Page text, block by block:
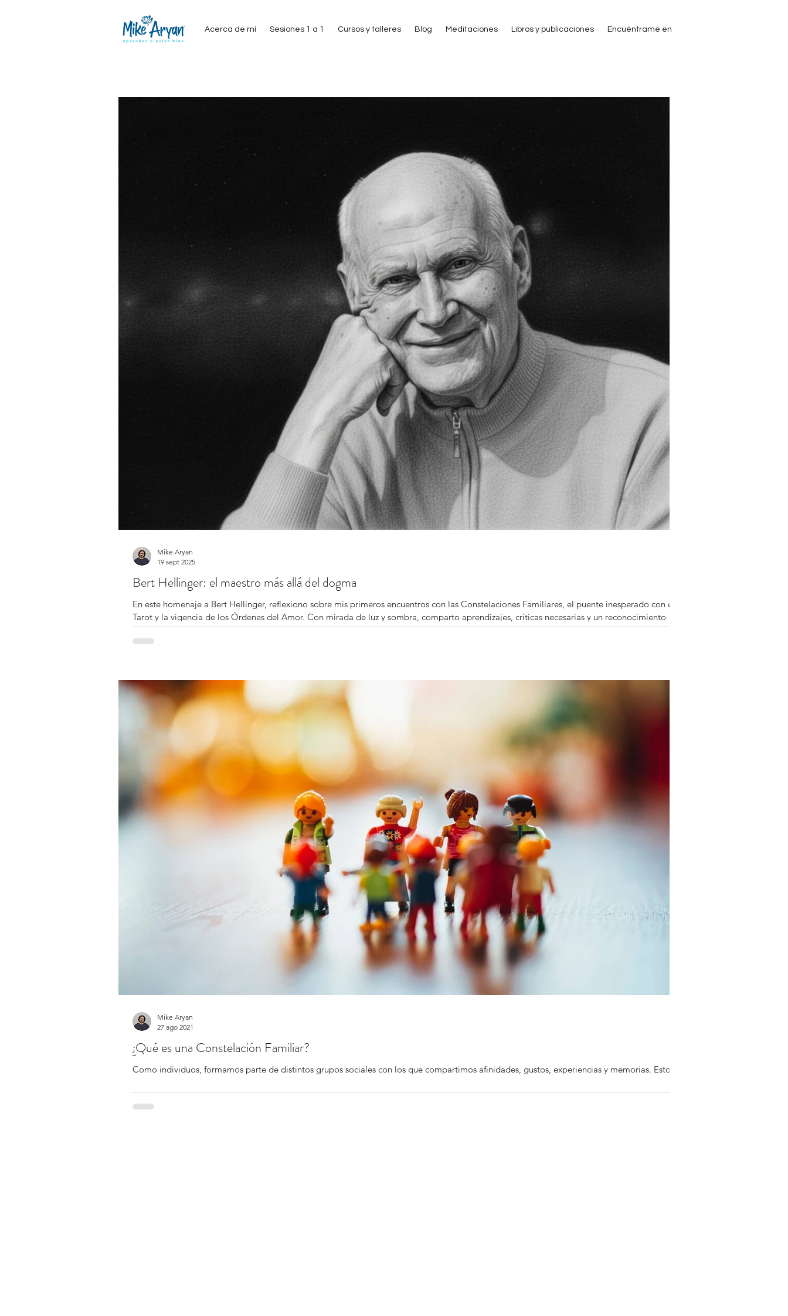
Acerca de mí Sesiones 1 a 1 Cursos y talleres Blog Meditaciones Libros y publicaciones Encuéntrame en
Bert Hellinger: el maestro más allá del dogma
En este homenaje a Bert Hellinger, reflexiono sobre mis primeros encuentros con las Constelaciones Familiares, el puente inesperado con el
Tarot y la vigencia de los Órdenes del Amor. Con mirada de luz y sombra, comparto aprendizajes, críticas necesarias y un reconocimiento
vivo a su legado.
Mike Aryan
19 sept 2025
¿Qué es una Constelación Familiar?
Como individuos, formamos parte de distintos grupos sociales con los que compartimos afinidades, gustos, experiencias y memorias. Estos...
Mike Aryan
27 ago 2021